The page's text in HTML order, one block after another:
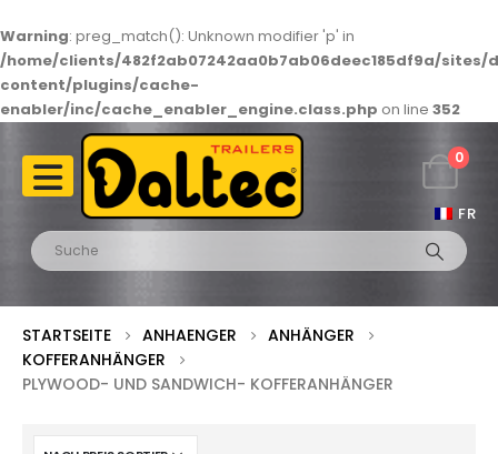
Warning: preg_match(): Unknown modifier 'p' in
/home/clients/482f2ab07242aa0b7ab06deec185df9a/
content/plugins/cache-
enabler/inc/cache_enabler_engine.class.php on line 352
FR
0
STARTSEITE ANHAENGER
ANHÄNGER
KOFFERANHÄNGER
PLYWOOD- UND SANDWICH- KOFFERANHÄNGER